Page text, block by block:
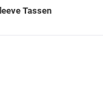
Tassen